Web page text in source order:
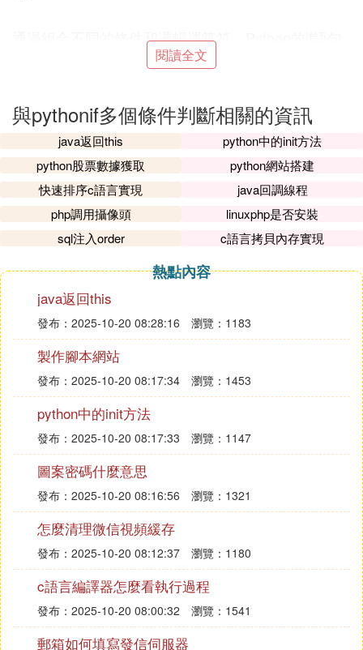
通過組合不同的條件和邏輯運算符，Python的if語句
可以處理復雜的判斷邏輯，使程序能夠根據不同的情
2. if函數多條件怎樣用
在編程中，if函數的多條件可以通過使用邏輯運算符
「and」和「or」來實現 。
1. 基本結構
在大多數編程語言中，if語句用於條件判斷。當需要
判斷多個條件時，可以使用邏輯運算符連接。
2. 使用「and」連接多條件
當所有條件都必須滿足時，應使用「and」。例
如，檢查一個數字是否同時大於5且小於10：pyt
honif number > 5 and number < 10: # 執行某些
操作3. 使用「or」連接多條件當滿足任一條件
即可時，應使用「or」。例如，檢查一個數字是
否大於5或者小於等於0：pythonif number > 5 o
r number <= 0: # 執行某些操作
4. 結合使用「and」和「or」
在某些復雜情況下，可能需要結合使用「and」
和「or」來構建復雜的條件判斷。例如，檢查一
個數字是否在5到10之間，或者小於等於0：pyt
honif or number <= 0: # 執行某些操作注意：原
示例中的if or number <= 0:是語法錯誤的，這里
進行了修正，添加了正確的括弧和條件。總結：
在編寫含有多個條件的if語句時，通過合理使用
閱讀全文
與pythonif多個條件判斷相關的資訊
java返回this
python中的init方法
python股票數據獲取
python網站搭建
快速排序c語言實現
java回調線程
php調用攝像頭
linuxphp是否安裝
sql注入order
c語言拷貝內存實現
熱點內容
java返回this
發布：2025-10-20 08:28:16 瀏覽：1183
製作腳本網站
發布：2025-10-20 08:17:34 瀏覽：1453
python中的init方法
發布：2025-10-20 08:17:33 瀏覽：1147
圖案密碼什麼意思
發布：2025-10-20 08:16:56 瀏覽：1321
怎麼清理微信視頻緩存
發布：2025-10-20 08:12:37 瀏覽：1180
c語言編譯器怎麼看執行過程
發布：2025-10-20 08:00:32 瀏覽：1541
郵箱如何填寫發信伺服器